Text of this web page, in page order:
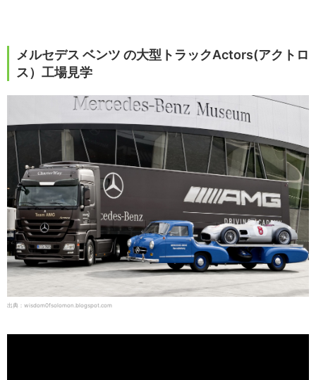
メルセデス ベンツ の大型トラックActors(アクトロ
ス）工場見学
出典：wisdom0fsolomon.blogspot.com